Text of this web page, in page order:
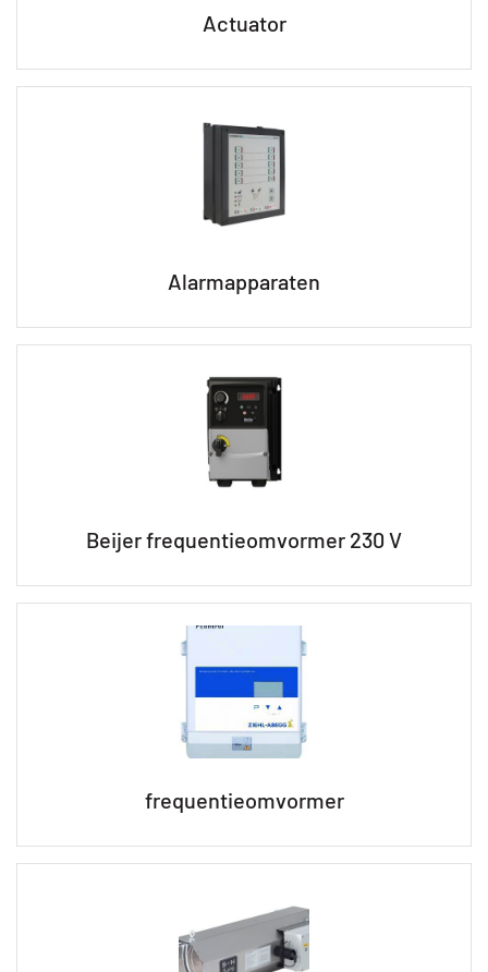
Actuator
Alarmapparaten
Beijer frequentieomvormer 230 V
frequentieomvormer